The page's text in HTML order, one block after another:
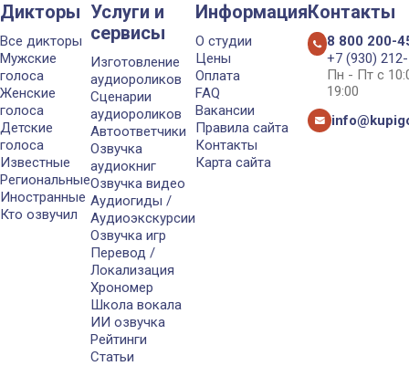
Дикторы
Все дикторы
Мужские
голоса
Женские
голоса
Детские
голоса
Известные
Региональные
Иностранные
Кто озвучил
Услуги и
сервисы
Изготовление
аудиороликов
Сценарии
аудиороликов
Автоответчики
Озвучка
аудиокниг
Озвучка видео
Аудиогиды /
Аудиоэкскурсии
Озвучка игр
Перевод /
Локализация
Хрономер
Школа вокала
ИИ озвучка
Рейтинги
Статьи
Информация
О студии
Цены
Оплата
FAQ
Вакансии
Правила сайта
Контакты
Карта сайта
Контакты
8 800 200-
+7 (930)
Пн - Пт с
19:00